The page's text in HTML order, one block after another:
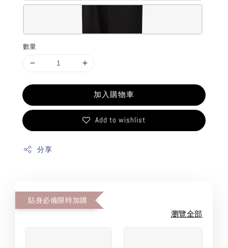
數量
加入購物車
Add to wishlist
分享
貼身必備限時加購
瀏覽全部